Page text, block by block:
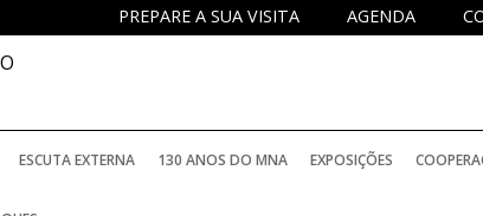
AGENDA
PREPARE A SUA VISITA
ESCUTA EXTERNA 130 ANOS DO MNA EXPOSIÇÕES